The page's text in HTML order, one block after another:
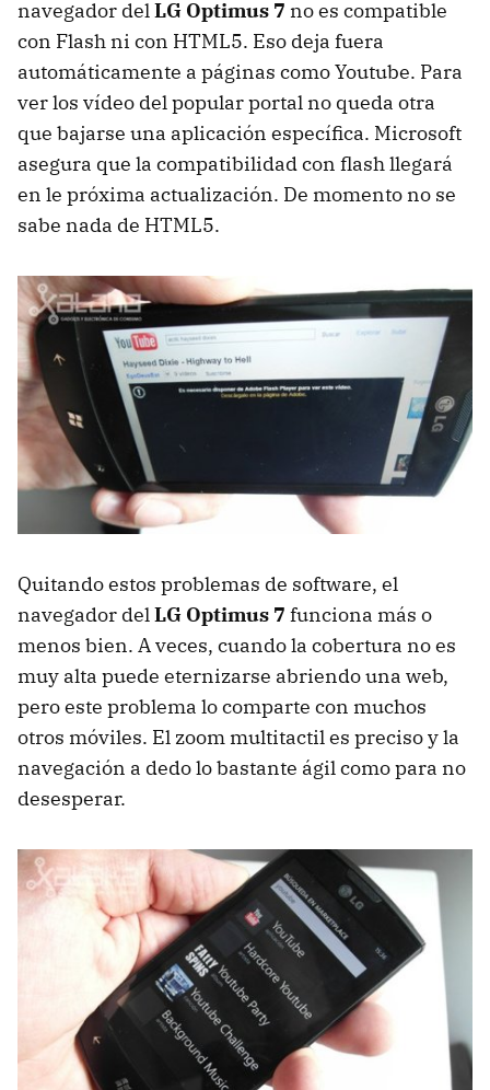
navegador delLG Optimus 7 no es compatible
con Flash ni con HTML5. Eso deja fuera
automáticamente a páginas como Youtube. Para
ver los vídeo del popular portal no queda otra
que bajarse una aplicación específica. Microsoft
asegura que la compatibilidad con flash llegará
en le próxima actualización. De momento no se
sabe nada de HTML5.
Quitando estos problemas de software, el
navegador delLG Optimus 7 funciona más o
menos bien. A veces, cuando la cobertura no es
muy alta puede eternizarse abriendo una web,
pero este problema lo comparte con muchos
otros móviles. El zoom multitactil es preciso y la
navegación a dedo lo bastante ágil como para no
desesperar.